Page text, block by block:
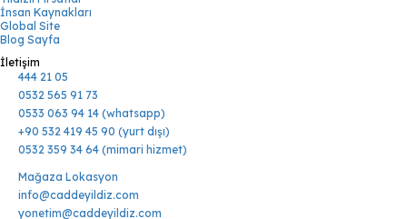
İnsan Kaynakları
Global Site
Blog Sayfa
İletişim
444 21 05
0532 565 91 73
0533 063 94 14 (whatsapp)
+90 532 419 45 90 (yurt dışı)
0532 359 34 64 (mimari hizmet)
Mağaza Lokasyon
info@caddeyildiz.com
yonetim@caddeyildiz.com